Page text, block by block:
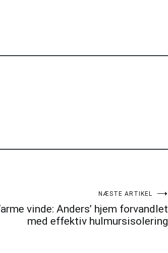
NÆSTE ARTIKEL
vinde: Anders’ hjem forvandlet
med effektiv hulmursisolering